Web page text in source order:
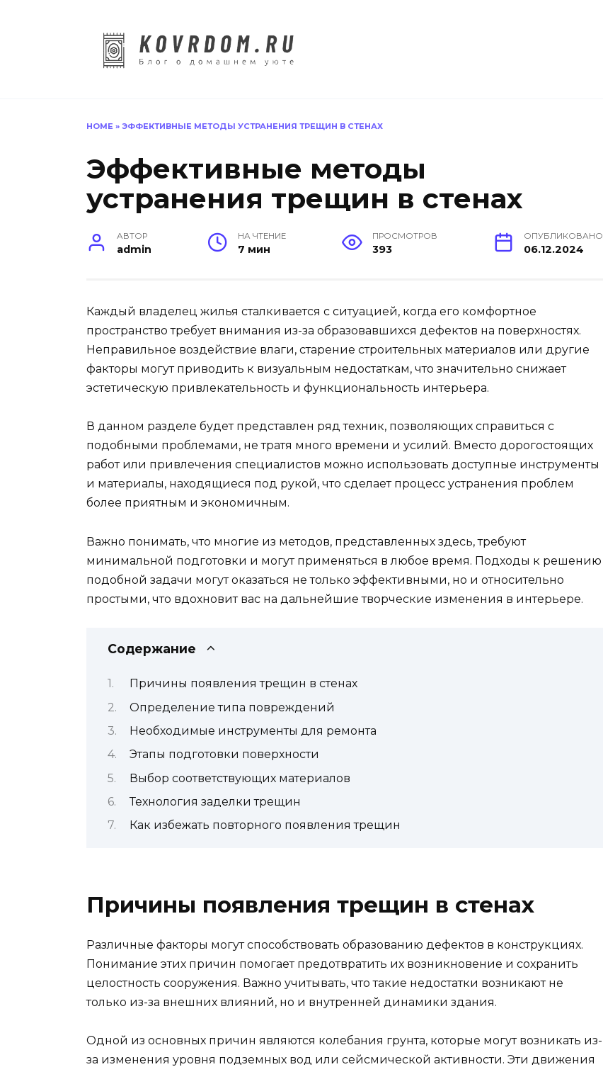
HOME » ЭФФЕКТИВНЫЕ МЕТОДЫ УСТРАНЕНИЯ ТРЕЩИН В СТЕНАХ
Эффективные методы
устранения трещин в стенах
АВТОР
admin
НА ЧТЕНИЕ
7 мин
ПРОСМОТРОВ
393
ОПУБЛИКОВАНО
06.12.2024
Каждый владелец жилья сталкивается с ситуацией, когда его комфортное
пространство требует внимания из-за образовавшихся дефектов на поверхностях.
Неправильное воздействие влаги, старение строительных материалов или другие
факторы могут приводить к визуальным недостаткам, что значительно снижает
эстетическую привлекательность и функциональность интерьера.
В данном разделе будет представлен ряд техник, позволяющих справиться с
подобными проблемами, не тратя много времени и усилий. Вместо дорогостоящих
работ или привлечения специалистов можно использовать доступные инструменты
и материалы, находящиеся под рукой, что сделает процесс устранения проблем
более приятным и экономичным.
Важно понимать, что многие из методов, представленных здесь, требуют
минимальной подготовки и могут применяться в любое время. Подходы к решению
подобной задачи могут оказаться не только эффективными, но и относительно
простыми, что вдохновит вас на дальнейшие творческие изменения в интерьере.
Содержание
Причины появления трещин в стенах
Определение типа повреждений
Необходимые инструменты для ремонта
Этапы подготовки поверхности
Выбор соответствующих материалов
Технология заделки трещин
Как избежать повторного появления трещин
Причины появления трещин в стенах
Различные факторы могут способствовать образованию дефектов в конструкциях.
Понимание этих причин помогает предотвратить их возникновение и сохранить
целостность сооружения. Важно учитывать, что такие недостатки возникают не
только из-за внешних влияний, но и внутренней динамики здания.
Одной из основных причин являются колебания грунта, которые могут возникать из-
за изменения уровня подземных вод или сейсмической активности. Эти движения